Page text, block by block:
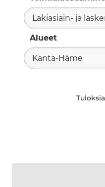
Lakiasiain- ja
Alueet
Kanta-Häme